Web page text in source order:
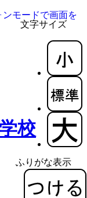
文字サイズ
ふりがな表示
ンモードで画面を
校